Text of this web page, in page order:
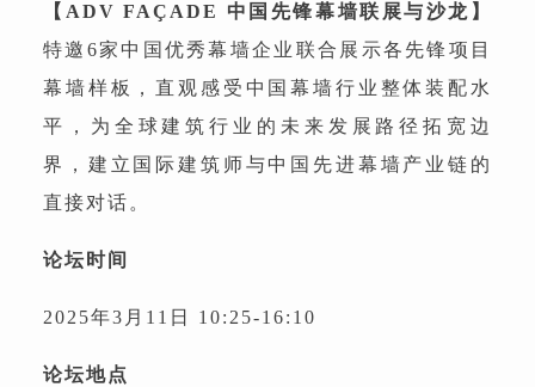
【ADV FAÇADE 中国先锋幕墙联展与沙龙】
特邀6家中国优秀幕墙企业联合展示各先锋项目
幕墙样板，直观感受中国幕墙行业整体装配水
平，为全球建筑行业的未来发展路径拓宽边
界，建立国际建筑师与中国先进幕墙产业链的
直接对话。
论坛时间
2025年3月11日 10:25-16:10
论坛地点